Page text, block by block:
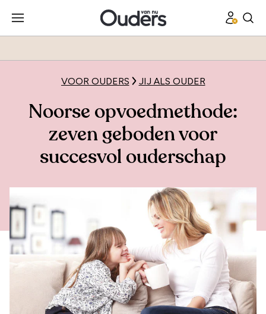
VOOR OUDERS JIJ ALS OUDER
Noorse opvoedmethode:
zeven geboden voor
succesvol ouderschap